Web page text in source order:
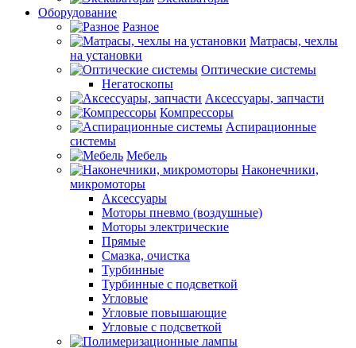
Оборудование
Разное
Матрасы, чехлы
на установки
Оптические системы
Негатоскопы
Аксессуары, запчасти
Компрессоры
Аспирационные
системы
Мебель
Наконечники,
микромоторы
Аксессуары
Моторы пневмо (воздушные)
Моторы электрические
Прямые
Смазка, очистка
Турбинные
Турбинные с подсветкой
Угловые
Угловые повышающие
Угловые с подсветкой